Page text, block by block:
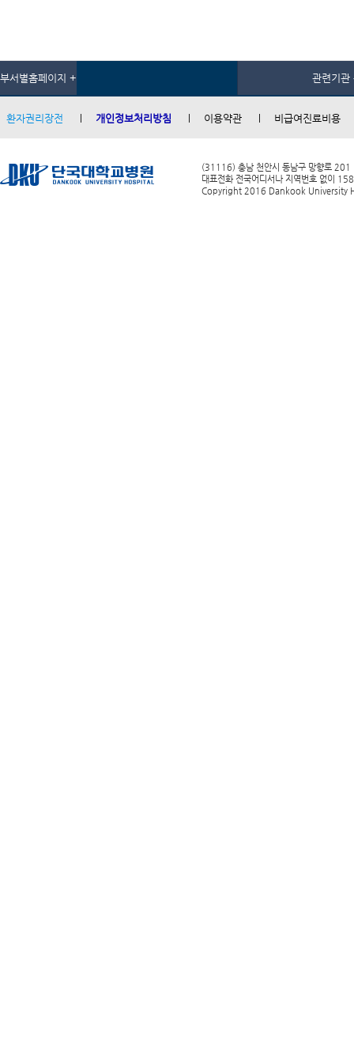
부서별홈페이지 + 관련기관
환자권리장전 개인정보처리방침 이용약관 비급여진료비용
(31116) 충남 천안시 동남구 망향로 201
대표전화 전국어디서나 지역번호 없이
Copyright 2016 Dankook University